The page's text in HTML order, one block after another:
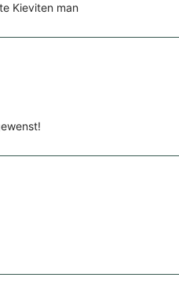
Kieviten man